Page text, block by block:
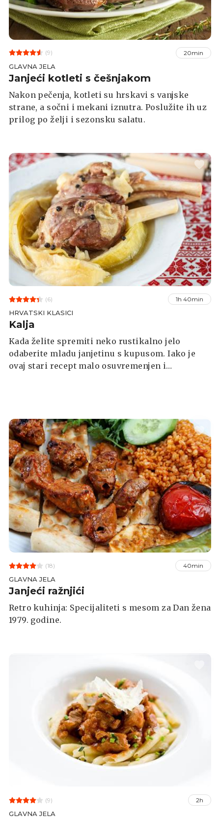
(9) 20min
GLAVNA JELA
Janjeći kotleti s češnjakom
Nakon pečenja, kotleti su hrskavi s vanjske
strane, a sočni i mekani iznutra. Poslužite ih uz
prilog po želji i sezonsku salatu.
(6) 1h 40min
HRVATSKI KLASICI
Kalja
Kada želite spremiti neko rustikalno jelo
odaberite mladu janjetinu s kupusom. Iako je
ovaj stari recept malo osuvremenjen i
(18) 40min
GLAVNA JELA
Janjeći ražnjići
Retro kuhinja: Specijaliteti s mesom za Dan žena
1979. godine.
(9) 2h
GLAVNA JELA